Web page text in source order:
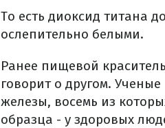
То есть диоксид титана
ослепительно белыми.
Ранее пищевой
говорит о другом.
железы, восемь из
образца - у здоровых